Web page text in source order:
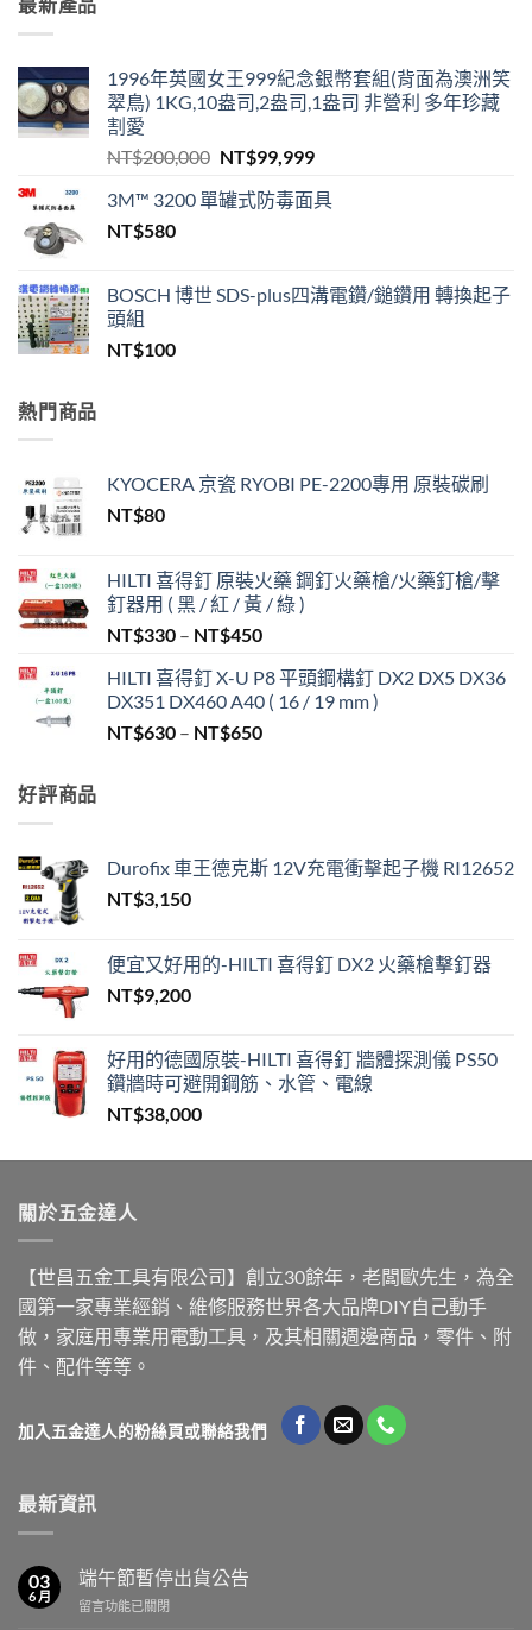
1996年英國女王999紀念銀幣套組(背面為澳洲笑
翠鳥) 1KG,10盎司,2盎司,1盎司 非營利 多年珍藏
割愛
NT$200,000 原
價
NT$99,999目
價
3M™ 3200 單罐式防毒面具
NT$580
BOSCH 博世 SDS-plus四溝電鑽/鎚鑽用 轉換起子
頭組
NT$100
熱門商品
KYOCERA 京瓷 RYOBI PE-2200專用 原裝碳刷
NT$80
HILTI 喜得釘 原裝火藥 鋼釘火藥槍/火藥釘槍/擊
釘器用 ( 黑 / 紅 / 黃 / 綠 )
NT$330 – NT$450價
範
圍：
NT$330
HILTI 喜得釘 X-U P8 平頭鋼構釘 DX2 DX5 DX36
DX351 DX460 A40 ( 16 / 19 mm )
NT$630 – NT$650價
到
NT$650
好評商品
Durofix 車王德克斯 12V充電衝擊起子機 RI12652
NT$3,150
便宜又好用的-HILTI 喜得釘 DX2 火藥槍擊釘器
NT$9,200
好用的德國原裝-HILTI 喜得釘 牆體探測儀 PS50
鑽牆時可避開鋼筋、水管、電線
NT$38,000
關於五金達人
【世昌五金工具有限公司】創立30餘年，老闆歐先生，為全
國第一家專業經銷、維修服務世界各大品牌DIY自己動手
做，家庭用專業用電動工具，及其相關週邊商品，零件、附
件、配件等等。
加入五金達人的粉絲頁或聯絡我們
最新資訊
03
6 月
端午節暫停出貨公告
在
留言功能已關閉